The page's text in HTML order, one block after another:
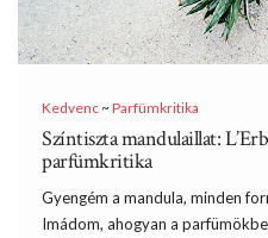
Kedvenc~Parfümkritika
Színtiszta mandulaillat:
parfümkritika
Gyengém a mandula, minden
Imádom, ahogyan a